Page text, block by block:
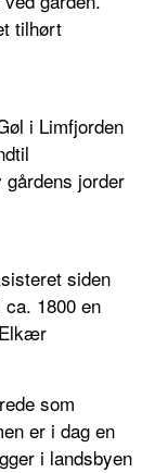
tilhørt
i Limfjorden
gårdens jorder
siden
1800 en
som
er i dag en
i landsbyen